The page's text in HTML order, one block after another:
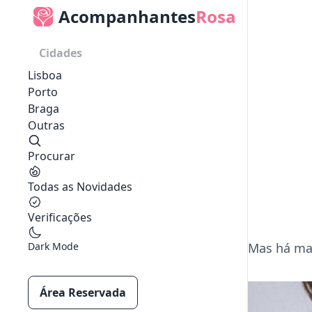
AcompanhantesRosa
Cidades
Lisboa
Porto
Braga
Outras
Procurar
Todas as Novidades
Verificações
Dark Mode
Área Reservada
Mas há